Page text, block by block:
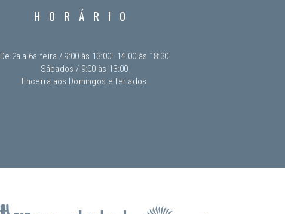
HORÁRIO
De 2a a 6a feira / 9:00 às 13:00 · 14:00 às 18:30
Sábados / 9:00 às 13:00
Encerra aos Domingos e feriados